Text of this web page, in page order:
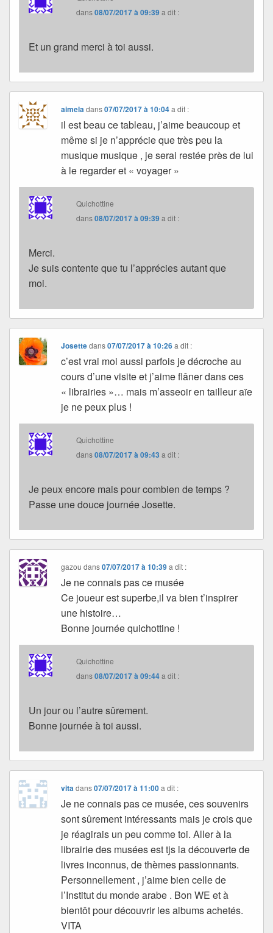
dans08/07/2017 à 09:39a dit :
Et un grand merci à toi aussi.
aimela dans07/07/2017 à 10:04 a dit :
il est beau ce tableau, j’aime beaucoup et
même si je n’apprécie que très peu la
musique musique , je serai restée près de lui
à le regarder et « voyager »
Quichottine
dans08/07/2017 à 09:39a dit :
Merci.
Je suis contente que tu l’apprécies autant que
moi.
Josettedans07/07/2017 à 10:26 a dit :
c’est vrai moi aussi parfois je décroche au
cours d’une visite et j’aime flâner dans ces
« librairies »… mais m’asseoir en tailleur aïe
je ne peux plus !
Quichottine
dans08/07/2017 à 09:43 a dit :
Je peux encore mais pour combien de temps ?
Passe une douce journée Josette.
gazou dans07/07/2017 à 10:39 a dit :
Je ne connais pas ce musée
Ce joueur est superbe,il va bien t’inspirer
une histoire…
Bonne journée quichottine !
Quichottine
dans08/07/2017 à 09:44a dit :
Un jour ou l’autre sûrement.
Bonne journée à toi aussi.
vita dans07/07/2017 à 11:00 a dit :
Je ne connais pas ce musée, ces souvenirs
sont sûrement intéressants mais je crois que
je réagirais un peu comme toi. Aller à la
librairie des musées est tjs la découverte de
livres inconnus, de thèmes passionnants.
Personnellement , j’aime bien celle de
l’Institut du monde arabe . Bon WE et à
bientôt pour découvrir les albums achetés.
VITA